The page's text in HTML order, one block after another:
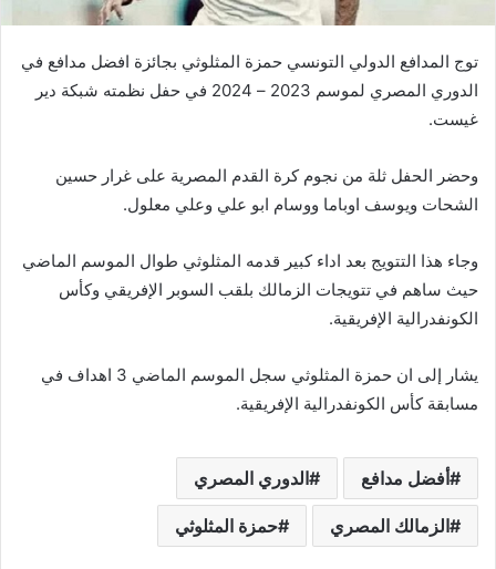
توج المدافع الدولي التونسي حمزة المثلوثي بجائزة افضل مدافع في
الدوري المصري لموسم 2023 – 2024 في حفل نظمته شبكة دير
غيست.
وحضر الحفل ثلة من نجوم كرة القدم المصرية على غرار حسين
الشحات ويوسف اوباما ووسام ابو علي وعلي معلول.
وجاء هذا التتويج بعد اداء كبير قدمه المثلوثي طوال الموسم الماضي
حيث ساهم في تتويجات الزمالك بلقب السوبر الإفريقي وكأس
الكونفدرالية الإفريقية.
يشار إلى ان حمزة المثلوثي سجل الموسم الماضي 3 اهداف في
مسابقة كأس الكونفدرالية الإفريقية.
أفضل مدافع الدوري المصري
الزمالك المصري حمزة المثلوثي